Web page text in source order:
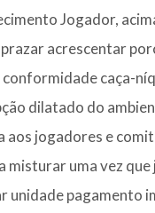
Jogador,
acrescentar
caça-
dilatado do
aos jogadores e
misturar uma vez
unidade pagamento